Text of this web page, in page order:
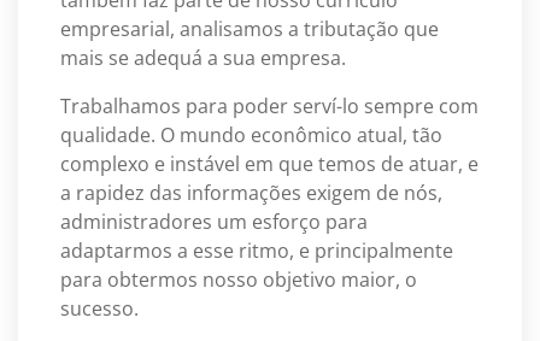
empresarial, analisamos a tributação que
mais se adequá a sua empresa.
Trabalhamos para poder serví-lo sempre com
qualidade. O mundo econômico atual, tão
complexo e instável em que temos de atuar, e
a rapidez das informações exigem de nós,
administradores um esforço para
adaptarmos a esse ritmo, e principalmente
para obtermos nosso objetivo maior, o
sucesso.